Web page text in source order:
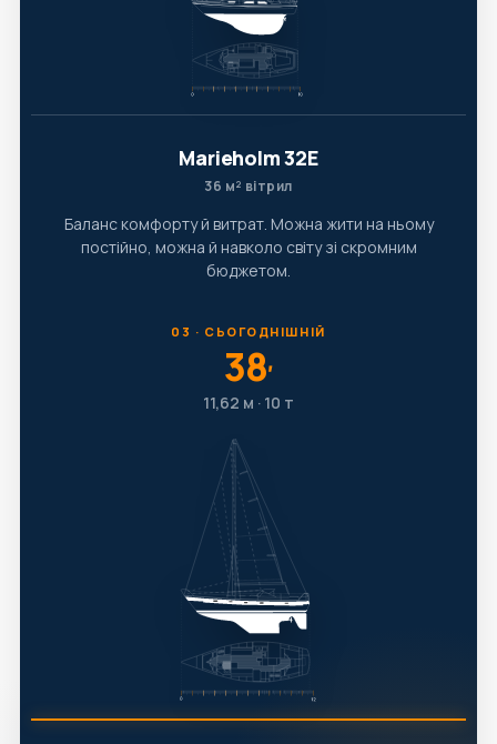
Marieholm 32E
36 м² вітрил
Баланс комфорту й витрат. Можна жити на ньому
постійно, можна й навколо світу зі скромним
бюджетом.
03 · СЬОГОДНІШНІЙ
38′
11,62 м · 10 т